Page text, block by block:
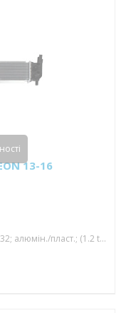
13-16
Примітка: з/без конд.; акпп/мкпп; 650x98x32; алюмін./пласт.; (1.2 tfsi/1.6 tdi/1.2 tsi/1.4 tsi); паяний